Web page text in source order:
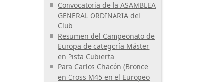
Convocatoria de la ASAMBLEA
GENERAL ORDINARIA del
Club
Resumen del Campeonato de
Europa de categoría Máster
en Pista Cubierta
Para Carlos Chacón (Bronce
en Cross M45 en el Europeo